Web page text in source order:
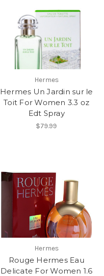
Hermes
Hermes Un Jardin sur le
Toit For Women 3.3 oz
Edt Spray
$79.99
Hermes
Rouge Hermes Eau
Delicate For Women 1.6